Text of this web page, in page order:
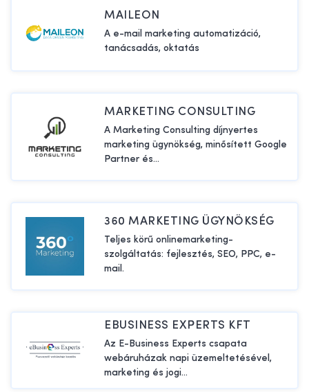
szolgáltatói adatbázisa olyan szakembereket és szolgáltatókat
vonultat fel, akik segítenek a vállalkozásoknak hatékonyan
kihasználni a PPC hirdetési lehetőségeket. Az ő szolgáltatásaik
MAILEON
A e-mail marketing automatizáció,
tanácsadás, oktatás
MARKETING CONSULTING
A Marketing Consulting díjnyertes
marketing ügynökség, minősített Google
Partner és...
360 MARKETING ÜGYNÖKSÉG
Teljes körű onlinemarketing-
szolgáltatás: fejlesztés, SEO, PPC, e-
mail.
EBUSINESS EXPERTS KFT
Az E-Business Experts csapata
webáruházak napi üzemeltetésével,
marketing és jogi...